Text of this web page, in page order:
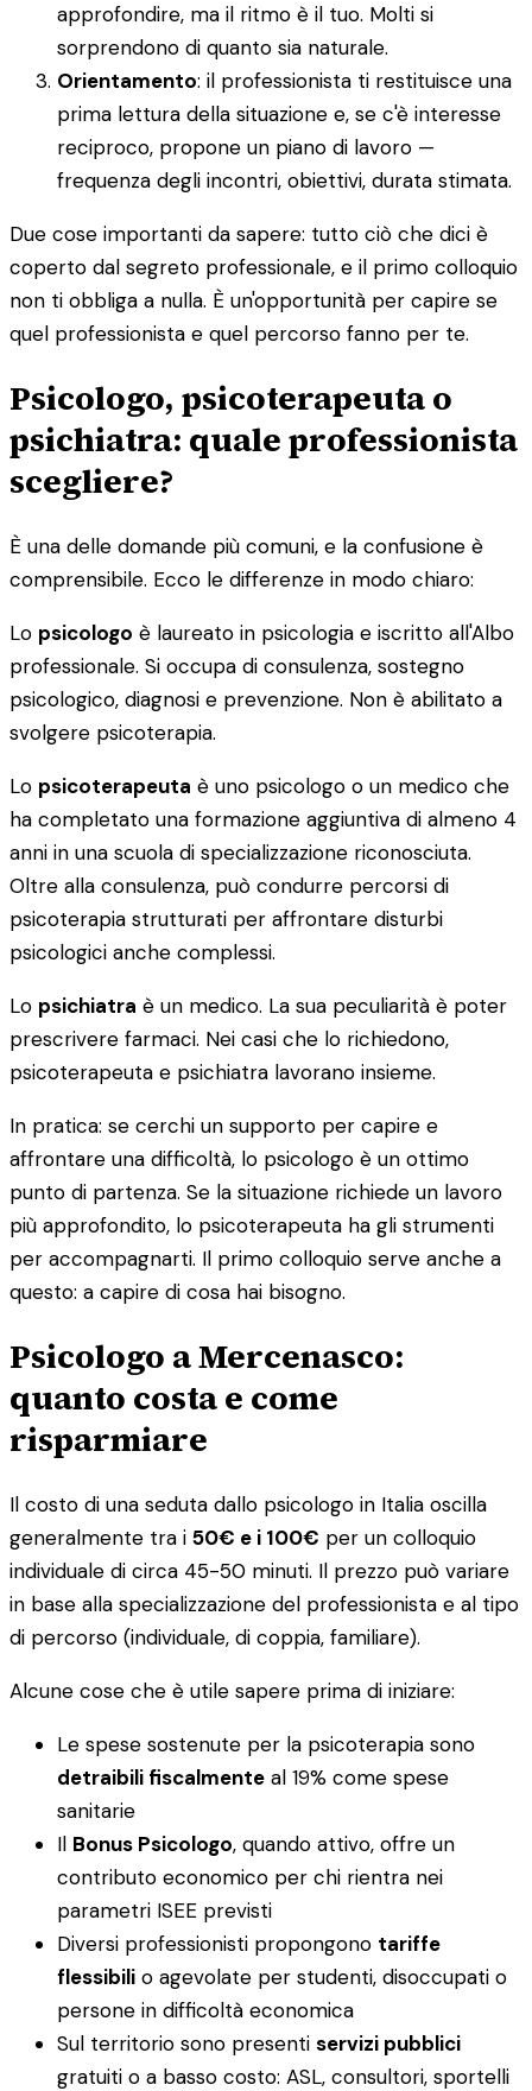
approfondire, ma il ritmo è il tuo. Molti si
sorprendono di quanto sia naturale.
Orientamento: il professionista ti restituisce una
prima lettura della situazione e, se c'è interesse
reciproco, propone un piano di lavoro —
frequenza degli incontri, obiettivi, durata stimata.
Due cose importanti da sapere: tutto ciò che dici è
coperto dal segreto professionale, e il primo colloquio
non ti obbliga a nulla. È un'opportunità per capire se
quel professionista e quel percorso fanno per te.
Psicologo, psicoterapeuta o
psichiatra: quale professionista
scegliere?
È una delle domande più comuni, e la confusione è
comprensibile. Ecco le differenze in modo chiaro:
Lo psicologo è laureato in psicologia e iscritto all'Albo
professionale. Si occupa di consulenza, sostegno
psicologico, diagnosi e prevenzione. Non è abilitato a
svolgere psicoterapia.
Lo psicoterapeuta è uno psicologo o un medico che
ha completato una formazione aggiuntiva di almeno 4
anni in una scuola di specializzazione riconosciuta.
Oltre alla consulenza, può condurre percorsi di
psicoterapia strutturati per affrontare disturbi
psicologici anche complessi.
Lo psichiatra è un medico. La sua peculiarità è poter
prescrivere farmaci. Nei casi che lo richiedono,
psicoterapeuta e psichiatra lavorano insieme.
In pratica: se cerchi un supporto per capire e
affrontare una difficoltà, lo psicologo è un ottimo
punto di partenza. Se la situazione richiede un lavoro
più approfondito, lo psicoterapeuta ha gli strumenti
per accompagnarti. Il primo colloquio serve anche a
questo: a capire di cosa hai bisogno.
Psicologo a Mercenasco:
quanto costa e come
risparmiare
Il costo di una seduta dallo psicologo in Italia oscilla
generalmente tra i 50€ e i 100€ per un colloquio
individuale di circa 45-50 minuti. Il prezzo può variare
in base alla specializzazione del professionista e al tipo
di percorso (individuale, di coppia, familiare).
Alcune cose che è utile sapere prima di iniziare:
Le spese sostenute per la psicoterapia sono
detraibili fiscalmente al 19% come spese
sanitarie
Il Bonus Psicologo, quando attivo, offre un
contributo economico per chi rientra nei
parametri ISEE previsti
Diversi professionisti propongono tariffe
flessibili o agevolate per studenti, disoccupati o
persone in difficoltà economica
Sul territorio sono presenti servizi pubblici
gratuiti o a basso costo: ASL, consultori, sportelli